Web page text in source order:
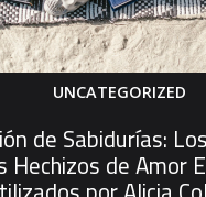
UNCATEGORIZED
de Sabidurías:
Hechizos de Amor